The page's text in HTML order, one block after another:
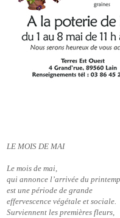
LE MOIS DE MAI
Le mois de mai,
qui annonce l’arrivée du
est une période de grande
effervescence végétale et sociale.
Surviennent les premières fleurs,